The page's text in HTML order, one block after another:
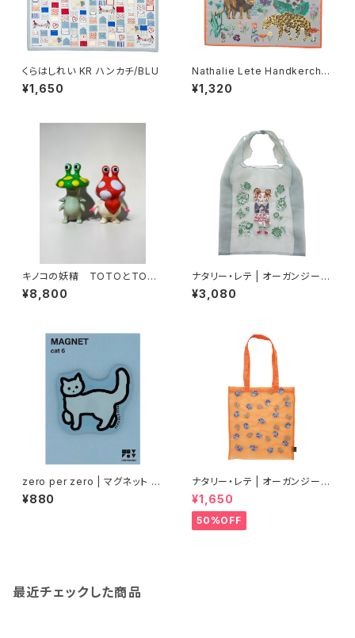
くらはしれい KR ハンカチ/BLU
¥1,650
Nathalie Lete Handkerchie
f Jungle-Gray
¥1,320
キノコの妖精 TOTOとTOM
OSHI
¥8,800
ナタリー・レテ | オーガンジーバ
ッグ | Organdy Bag Dog
¥3,080
zero per zero | マグネット C
AT 6
¥880
ナタリー・レテ | オーガンジート
ートバッグ グレーキャット | Org
andy Tote bag Gray cat
¥1,650
50%OFF
最近チェックした商品